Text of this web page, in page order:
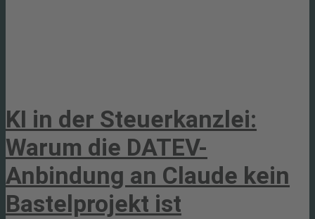
KI in der Steuerkanzlei:
Warum die DATEV-
Anbindung an Claude kein
Bastelprojekt ist